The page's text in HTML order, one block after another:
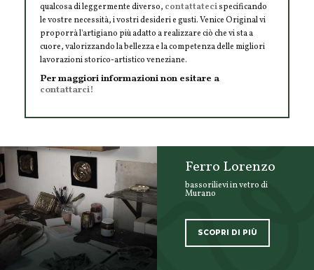
qualcosa di leggermente diverso, contattatecispecificando
le vostre necessità, i vostri desideri e gusti. Venice Original vi
proporrà l'artigiano più adatto a realizzare ciò che vi sta a
cuore, valorizzando la bellezza e la competenza delle migliori
lavorazioni storico-artistico veneziane.
Per maggiori informazioni non esitare a
contattarci!
Ferro Lorenzo
bassorilievi in vetro di
Murano
SCOPRI DI PIÙ